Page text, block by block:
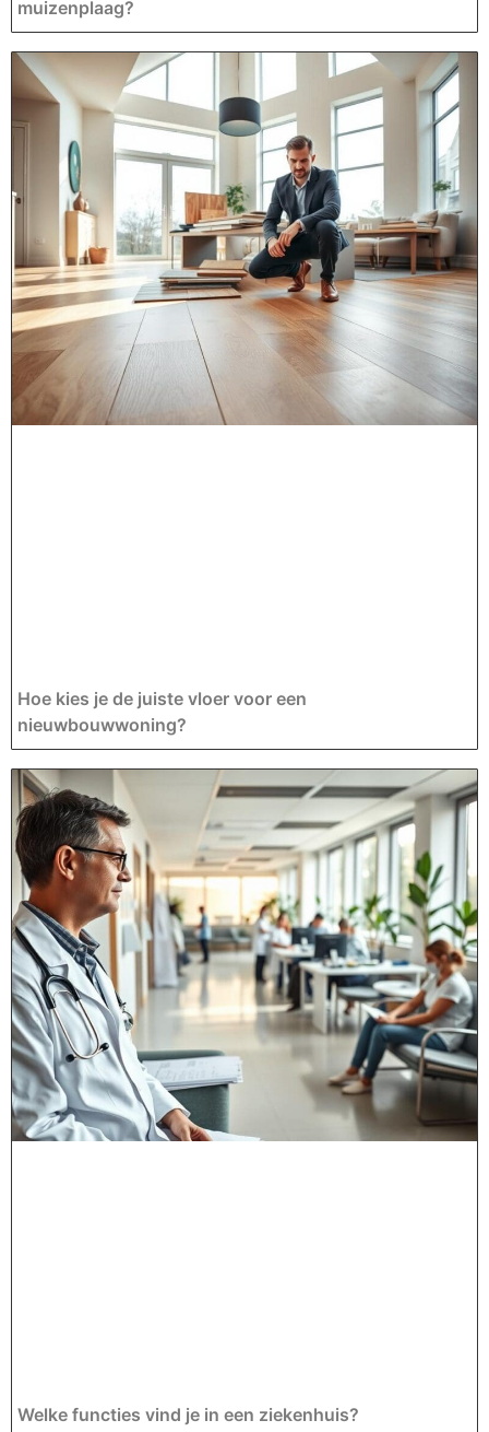
muizenplaag?
Hoe kies je de juiste vloer voor een
nieuwbouwwoning?
Welke functies vind je in een ziekenhuis?